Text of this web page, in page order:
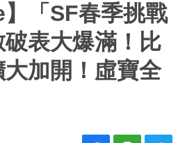
】「SF春季挑戰
表大爆滿！比
加開！虛寶全